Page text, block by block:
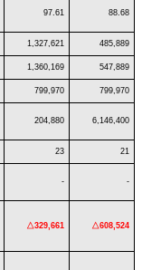
97.61 88.68
1,327,621 485,889
1,360,169 547,889
799,970 799,970
204,880 6,146,400
23 21
- -
△329,661 △608,524